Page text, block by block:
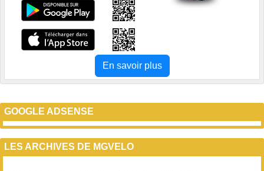
En savoir plus
GOOGLE ADSENSE
LES ARCHIVES DE MGVELO